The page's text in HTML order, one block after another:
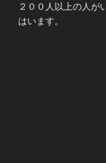
２００人以上の人が
はいます。